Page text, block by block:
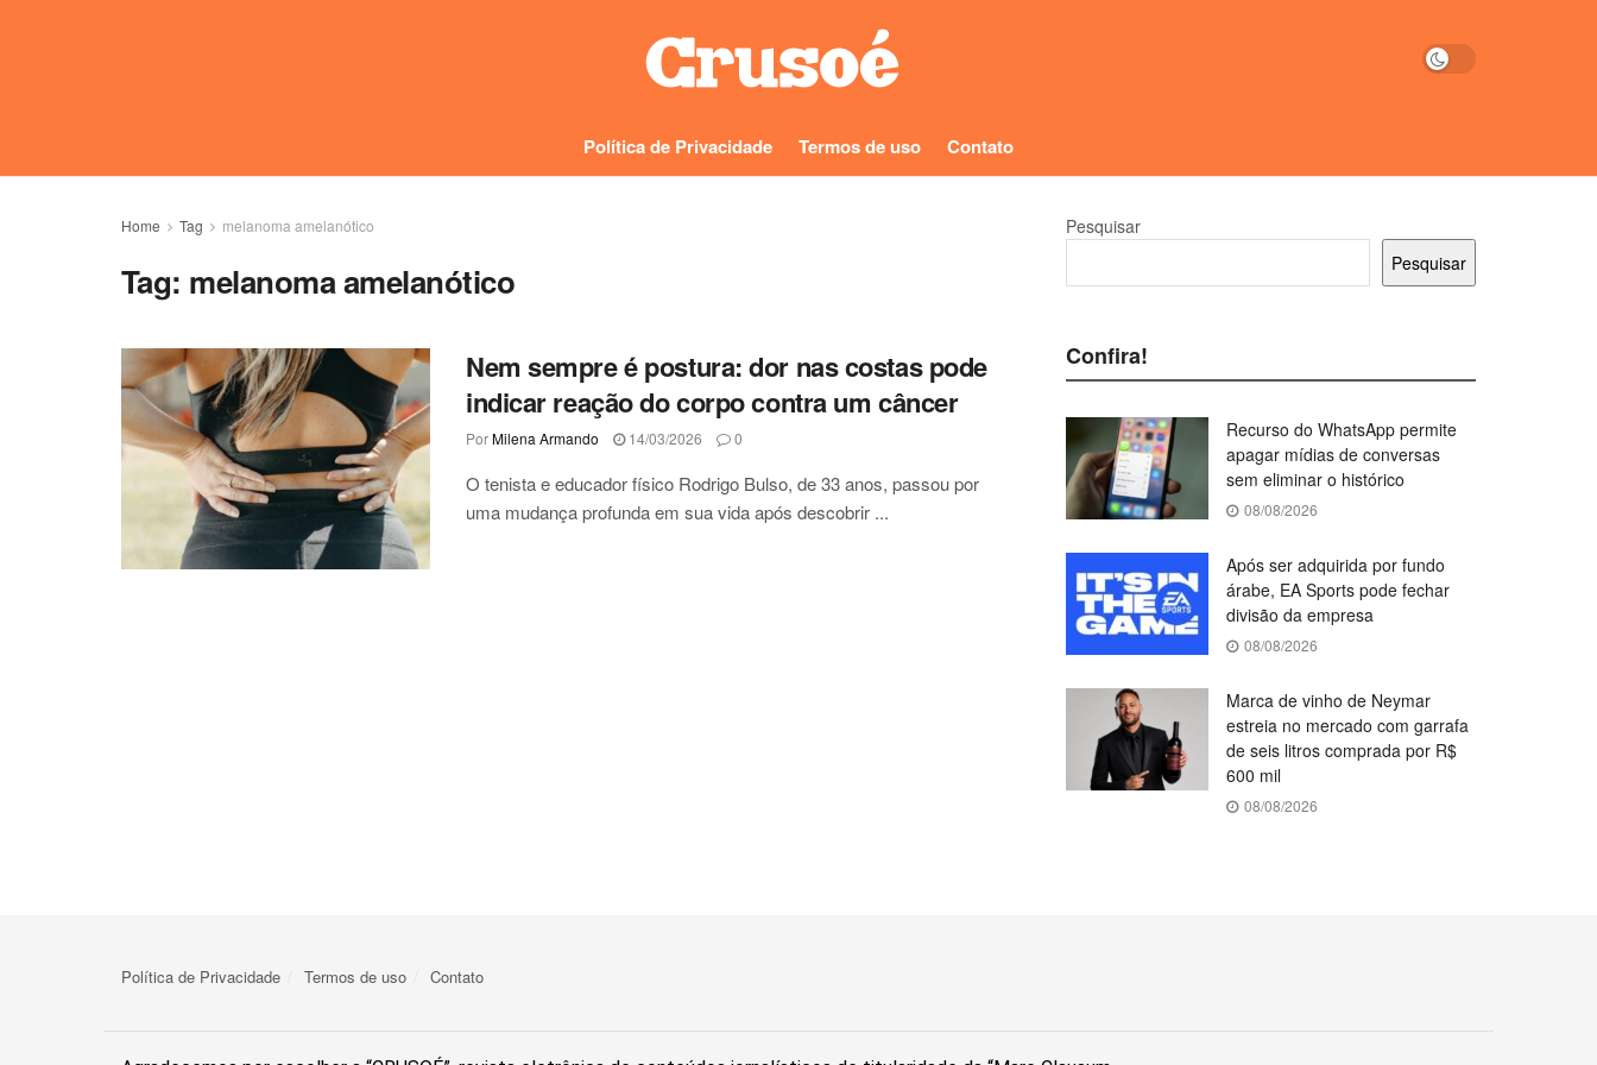
Política de Privacidade Termos de uso Contato
Home Tag melanoma amelanótico
Tag: melanoma amelanótico
Nem sempre é postura: dor nas costas pode
indicar reação do corpo contra um câncer
PorMilena Armando 14/03/2026 0
O tenista e educador físico Rodrigo Bulso, de 33 anos, passou por
uma mudança profunda em sua vida após descobrir ...
Pesquisar
Pesquisar
Confira!
Recurso do WhatsApp permite
apagar mídias de conversas
sem eliminar o histórico
08/08/2026
Após ser adquirida por fundo
árabe, EA Sports pode fechar
divisão da empresa
08/08/2026
Marca de vinho de Neymar
estreia no mercado com garrafa
de seis litros comprada por R$
600 mil
08/08/2026
Política de Privacidade Termos de uso Contato